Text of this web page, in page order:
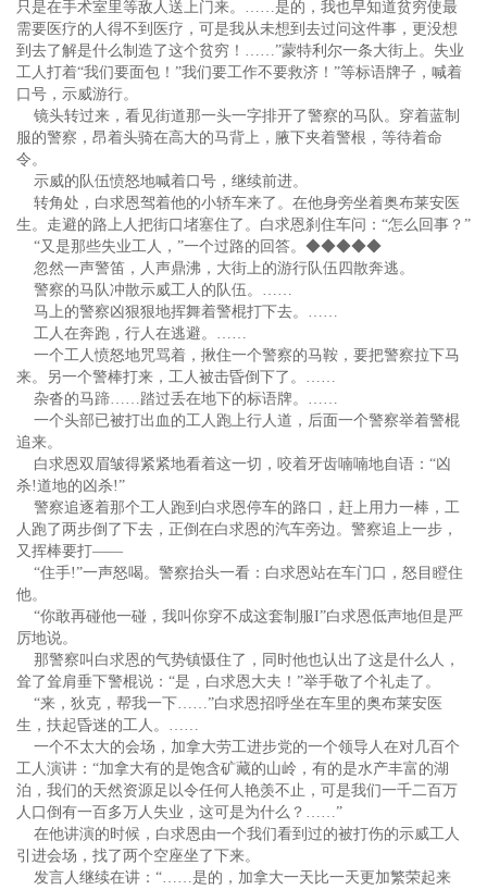
只是在手术室里等敌人送上门来。……是的，我也早知道贫穷使最
需要医疗的人得不到医疗，可是我从未想到去过问这件事，更没想
到去了解是什么制造了这个贫穷！……”蒙特利尔一条大街上。失业
工人打着“我们要面包！”我们要工作不要救济！”等标语牌子，喊着
口号，示威游行。
镜头转过来，看见街道那一头一字排开了警察的马队。穿着蓝制
服的警察，昂着头骑在高大的马背上，腋下夹着警根，等待着命
令。
示威的队伍愤怒地喊着口号，继续前进。
转角处，白求恩驾着他的小轿车来了。在他身旁坐着奥布莱安医
生。走避的路上人把街口堵塞住了。白求恩刹住车问：“怎么回事？”
“又是那些失业工人，”一个过路的回答。◆◆◆◆◆
忽然一声警笛，人声鼎沸，大街上的游行队伍四散奔逃。
警察的马队冲散示威工人的队伍。……
马上的警察凶狠狠地挥舞着警棍打下去。……
工人在奔跑，行人在逃避。……
一个工人愤怒地咒骂着，揪住一个警察的马鞍，要把警察拉下马
来。另一个警棒打来，工人被击昏倒下了。……
杂沓的马蹄……踏过丢在地下的标语牌。……
一个头部已被打出血的工人跑上行人道，后面一个警察举着警棍
追来。
白求恩双眉皱得紧紧地看着这一切，咬着牙齿喃喃地自语：“凶
杀!道地的凶杀!”
警察追逐着那个工人跑到白求恩停车的路口，赶上用力一棒，工
人跑了两步倒了下去，正倒在白求恩的汽车旁边。警察追上一步，
又挥棒要打——
“住手!”一声怒喝。警察抬头一看：白求恩站在车门口，怒目瞪住
他。
“你敢再碰他一碰，我叫你穿不成这套制服I”白求恩低声地但是严
厉地说。
那警察叫白求恩的气势镇慑住了，同时他也认出了这是什么人，
耸了耸肩垂下警棍说：“是，白求恩大夫！”举手敬了个礼走了。
“来，狄克，帮我一下……”白求恩招呼坐在车里的奥布莱安医
生，扶起昏迷的工人。……
一个不太大的会场，加拿大劳工进步党的一个领导人在对几百个
工人演讲：“加拿大有的是饱含矿藏的山岭，有的是水产丰富的湖
泊，我们的天然资源足以令任何人艳羡不止，可是我们一千二百万
人口倒有一百多万人失业，这可是为什么？……”
在他讲演的时候，白求恩由一个我们看到过的被打伤的示威工人
引进会场，找了两个空座坐了下来。
发言人继续在讲：“……是的，加拿大一天比一天更加繁荣起来